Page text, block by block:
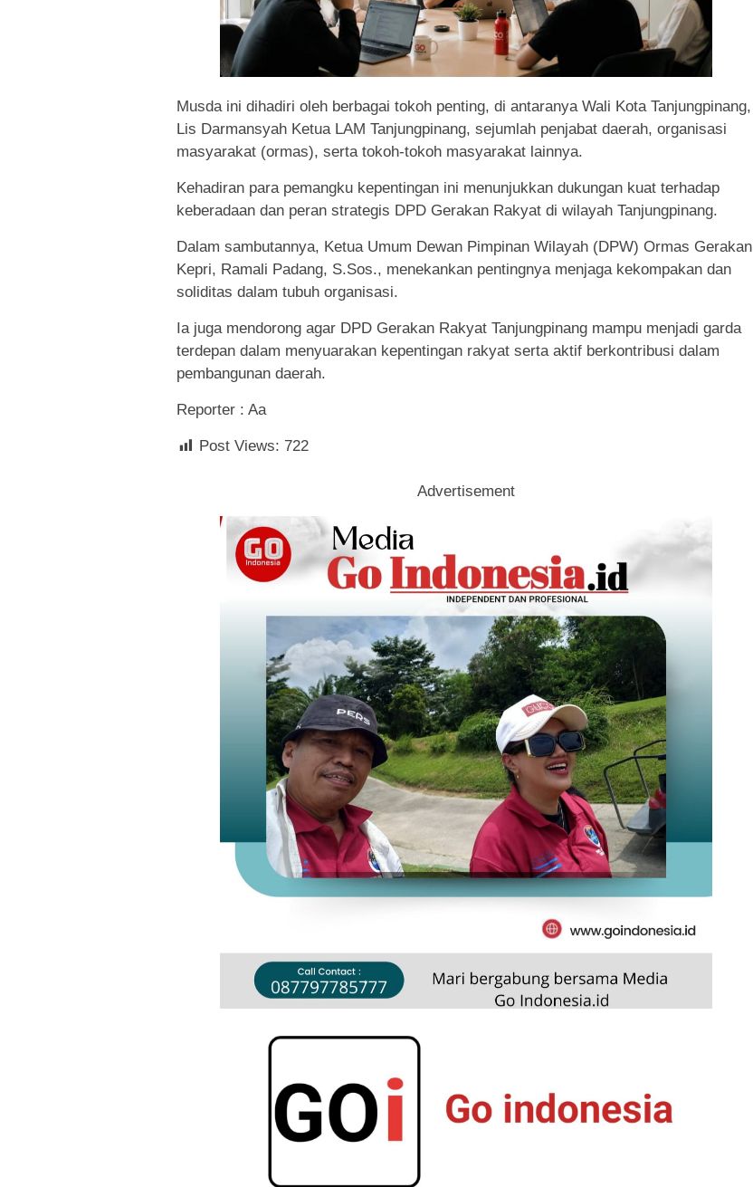
Musda ini dihadiri oleh berbagai tokoh penting, di antaranya Wali Kota Tanjungpinang,
Lis Darmansyah Ketua LAM Tanjungpinang, sejumlah penjabat daerah, organisasi
masyarakat (ormas), serta tokoh-tokoh masyarakat lainnya.
Kehadiran para pemangku kepentingan ini menunjukkan dukungan kuat terhadap
keberadaan dan peran strategis DPD Gerakan Rakyat di wilayah Tanjungpinang.
Dalam sambutannya, Ketua Umum Dewan Pimpinan Wilayah (DPW) Ormas Gerakan
Kepri, Ramali Padang, S.Sos., menekankan pentingnya menjaga kekompakan dan
soliditas dalam tubuh organisasi.
Ia juga mendorong agar DPD Gerakan Rakyat Tanjungpinang mampu menjadi garda
terdepan dalam menyuarakan kepentingan rakyat serta aktif berkontribusi dalam
pembangunan daerah.
Reporter : Aa
Post Views: 722
Advertisement